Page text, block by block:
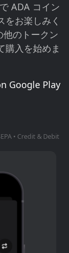
ADA コイン
をお楽しみく
のトークン
購入を始めま
Google Play
• Credit & Debit